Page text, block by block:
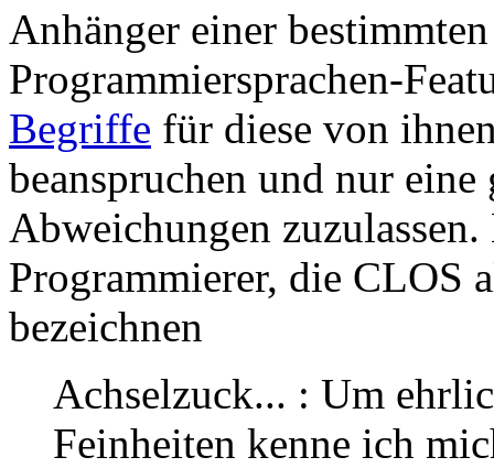
Anhänger einer
Programmiersprachen-
Begriffe für diese von
beanspruchen und nur
Abweichungen
Programmierer, die CLOS
bezeichnen
Achselzuck... : Um
Feinheiten kenne ich